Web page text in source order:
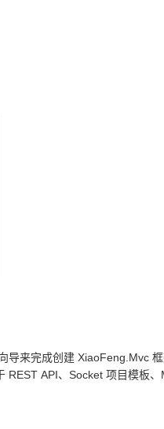
来完成创建 XiaoFeng.Mvc
API、Socket 项目模板、